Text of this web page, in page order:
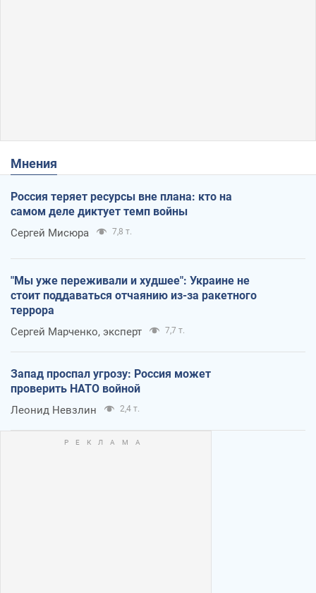
Мнения
Россия теряет ресурсы вне плана: кто на
самом деле диктует темп войны
Сергей Мисюра 7,8 т.
"Мы уже переживали и худшее": Украине не
стоит поддаваться отчаянию из-за ракетного
террора
Сергей Марченко, эксперт 7,7 т.
Запад проспал угрозу: Россия может
проверить НАТО войной
Леонид Невзлин 2,4 т.